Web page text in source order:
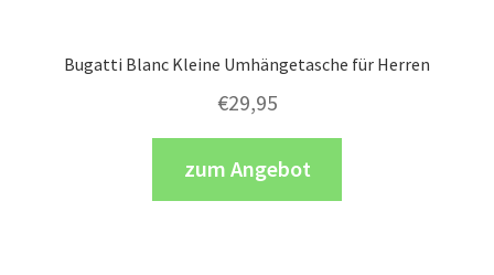
Bugatti Blanc Kleine Umhängetasche für Herren
€29,95
zum Angebot